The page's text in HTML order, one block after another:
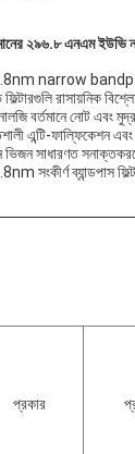
২৯৬.৮ এনএম ইউভি
narrow bandpass
রাসায়নিক
বর্তমানে নোট এবং
এন্টি-ফাল্ফিকেশন
ভিজন সাধারণত
সংকীর্ণ ব্যান্ডপাস
প্রকার